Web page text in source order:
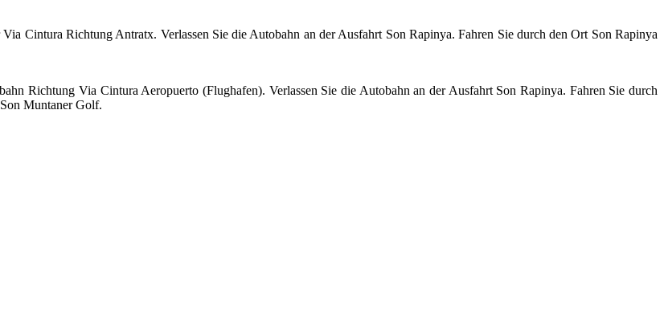
Cintura Richtung Antratx. Verlassen Sie die Autobahn an der Ausfahrt Son Rapinya. Fahren Sie durch den Ort Son Rapinya
Richtung Via Cintura Aeropuerto (Flughafen). Verlassen Sie die Autobahn an der Ausfahrt Son Rapinya. Fahren Sie durch
Muntaner Golf.